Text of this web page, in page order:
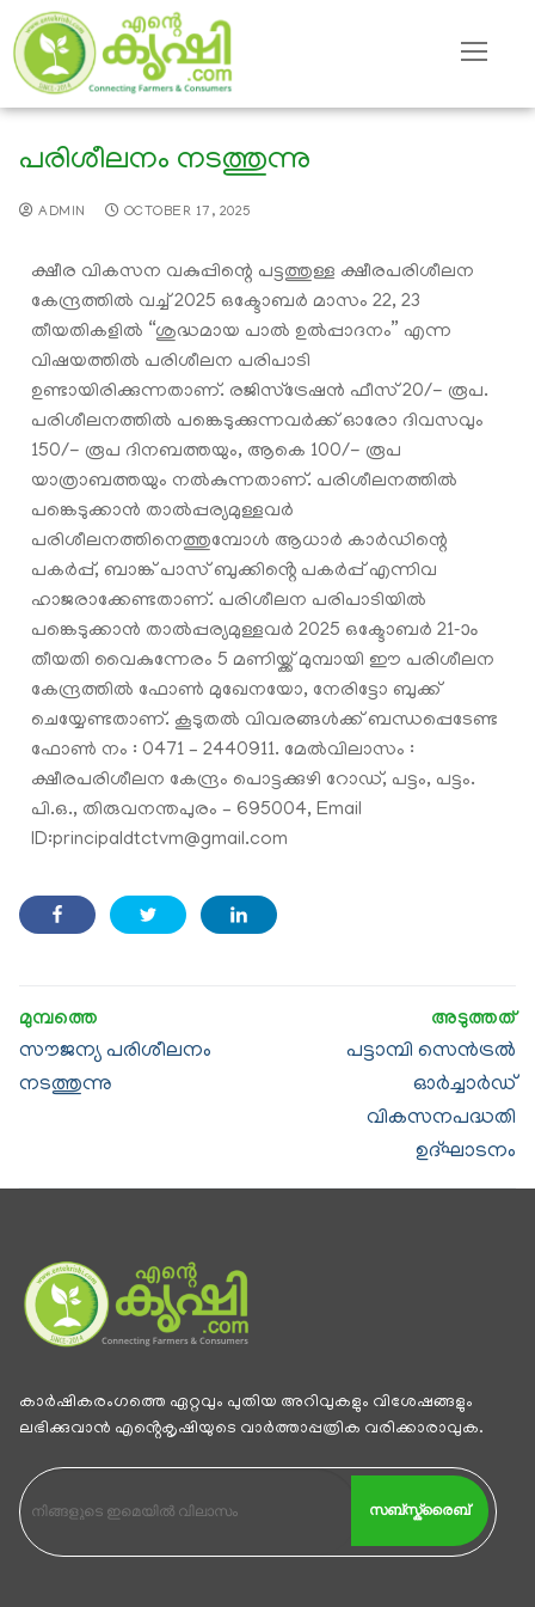
പരിശീലനം നടത്തുന്നു
ADMIN OCTOBER 17, 2025
ക്ഷീര വികസന വകുപ്പിന്റെ പട്ടത്തുള്ള ക്ഷീരപരിശീലന
കേന്ദ്രത്തിൽ വച്ച് 2025 ഒക്ടോബർ മാസം 22, 23
തീയതികളിൽ “ശുദ്ധമായ പാൽ ഉൽപ്പാദനം” എന്ന
വിഷയത്തിൽ പരിശീലന പരിപാടി
ഉണ്ടായിരിക്കുന്നതാണ്. രജിസ്ട്രേഷൻ ഫീസ് 20/- രൂപ.
പരിശീലനത്തിൽ പങ്കെടുക്കുന്നവർക്ക് ഓരോ ദിവസവും
150/- രൂപ ദിനബത്തയും, ആകെ 100/- രൂപ
യാത്രാബത്തയും നൽകുന്നതാണ്. പരിശീലനത്തിൽ
പങ്കെടുക്കാൻ താൽപ്പര്യമുള്ളവർ
പരിശീലനത്തിനെത്തുമ്പോൾ ആധാർ കാർഡിന്റെ
പകർപ്പ്, ബാങ്ക് പാസ് ബുക്കിൻ്റെ പകർപ്പ് എന്നിവ
ഹാജരാക്കേണ്ടതാണ്. പരിശീലന പരിപാടിയിൽ
പങ്കെടുക്കാൻ താൽപ്പര്യമുള്ളവർ 2025 ഒക്ടോബർ 21-ാം
തീയതി വൈകുന്നേരം 5 മണിയ്ക്ക് മുമ്പായി ഈ പരിശീലന
കേന്ദ്രത്തിൽ ഫോൺ മുഖേനയോ, നേരിട്ടോ ബുക്ക്
ചെയ്യേണ്ടതാണ്. കൂടുതൽ വിവരങ്ങൾക്ക് ബന്ധപ്പെടേണ്ട
ഫോൺ നം : 0471 – 2440911. മേൽവിലാസം :
ക്ഷീരപരിശീലന കേന്ദ്രം പൊട്ടക്കുഴി റോഡ്, പട്ടം, പട്ടം.
പി.ഒ., തിരുവനന്തപുരം – 695004, Email
ID:principaldtctvm@gmail.com
സൗജന്യ പരിശീലനം
നടത്തുന്നു
പട്ടാമ്പി സെൻട്രൽ
ഓർച്ചാർഡ്
വികസനപദ്ധതി
ഉദ്ഘാടനം
കാര്‍ഷികരംഗത്തെ ഏറ്റവും പുതിയ അറിവുകളും വിശേഷങ്ങളും
ലഭിക്കുവാന്‍ എൻ്റെകൃഷിയുടെ വാര്‍ത്താപ്പത്രിക വരിക്കാരാവുക.
സബ്സ്ക്രൈബ്